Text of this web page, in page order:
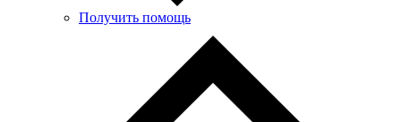
Получить помощь